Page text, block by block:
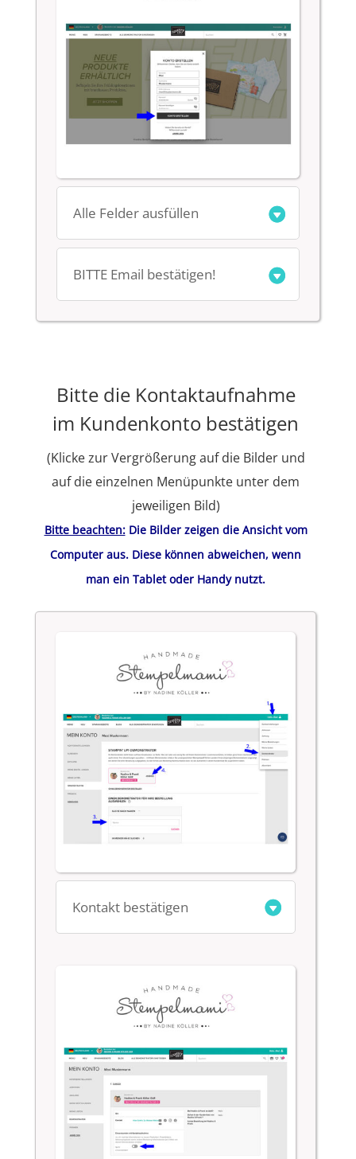
Alle Felder ausfüllen
BITTE Email bestätigen!
Bitte die Kontaktaufnahme
im Kundenkonto bestätigen
(Klicke zur Vergrößerung auf die Bilder und
auf die einzelnen Menüpunkte unter dem
jeweiligen Bild)
Bitte beachten:Die Bilder zeigen die Ansicht vom
Computer aus. Diese können abweichen, wenn
man ein Tablet oder Handy nutzt.
Kontakt bestätigen